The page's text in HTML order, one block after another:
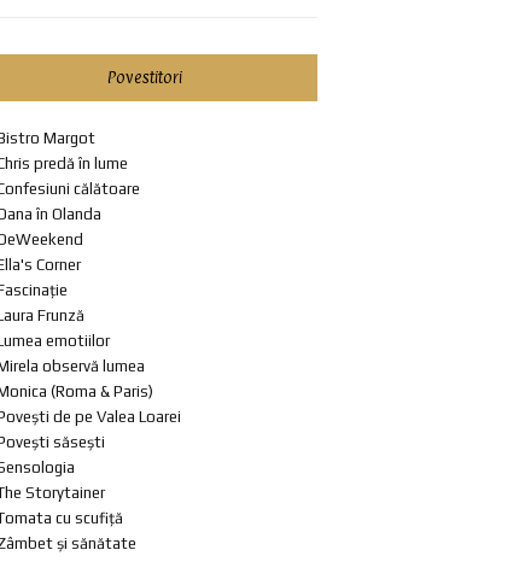
Povestitori
Margot
predă în lume
călătoare
în Olanda
Corner
Frunză
emotiilor
observă lumea
(Roma & Paris)
de pe Valea Loarei
săsești
Storytainer
cu scufiță
și sănătate